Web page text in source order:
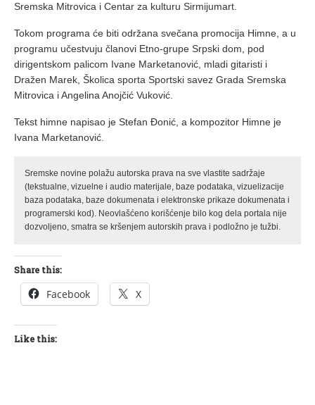
Sremska Mitrovica i Centar za kulturu Sirmijumart.
Tokom programa će biti održana svečana promocija Himne, a u
programu učestvuju članovi Etno-grupe Srpski dom, pod
dirigentskom palicom Ivane Marketanović, mladi gitaristi i
Dražen Marek, Školica sporta Sportski savez Grada Sremska
Mitrovica i Angelina Anojčić Vuković.
Tekst himne napisao je Stefan Đonić, a kompozitor Himne je
Ivana Marketanović.
Sremske novine polažu autorska prava na sve vlastite sadržaje
(tekstualne, vizuelne i audio materijale, baze podataka, vizuelizacije
baza podataka, baze dokumenata i elektronske prikaze dokumenata i
programerski kod). Neovlašćeno korišćenje bilo kog dela portala nije
dozvoljeno, smatra se kršenjem autorskih prava i podložno je tužbi.
Share this:
Facebook X
Like this: